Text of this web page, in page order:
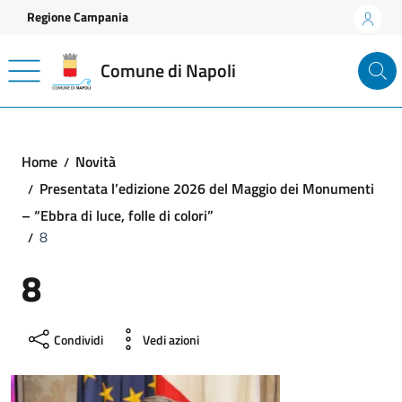
Vai ai contenuti
Vai al footer
Regione Campania
Comune di Napoli
Home
Novità
Presentata l’edizione 2026 del Maggio dei Monumenti
– “Ebbra di luce, folle di colori”
8
8
Condividi Vedi azioni